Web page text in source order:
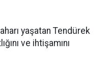
yaşatan Tendürek
ve ihtişamını